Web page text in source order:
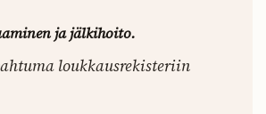
ja jälkihoito.
loukkausrekisteriin